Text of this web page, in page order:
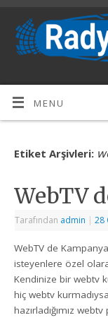
MENU
Etiket Arşivleri:
WebTV
Tarafından admin | 28
WebTV de
isteyenlere özel
Kendinize bir webtv
hiç webtv
hazırladığımız